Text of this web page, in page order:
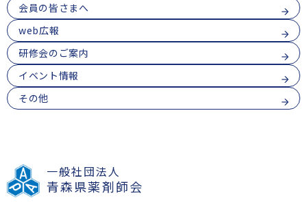
会員の皆さまへ
web広報
研修会のご案内
イベント情報
その他
一般社団法人
青森県薬剤師会